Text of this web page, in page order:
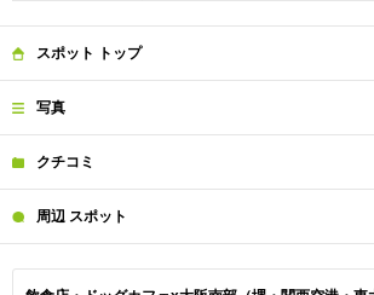
スポット トップ
写真
クチコミ
周辺 スポット